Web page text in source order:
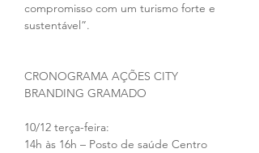
compromisso com um turismo forte e
sustentável”.
CRONOGRAMA AÇÕES CITY
BRANDING GRAMADO
10/12 terça-feira:
14h às 16h – Posto de saúde Centro